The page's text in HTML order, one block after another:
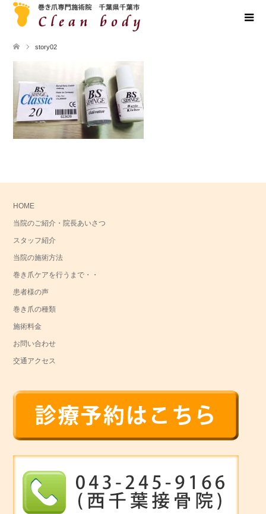
story02
HOME
当院のご紹介・院長あいさつ
スタッフ紹介
当院の施術方法
巻き爪ケアを行うまで・・
患者様の声
巻き爪の種類
施術料金
お問い合わせ
交通アクセス